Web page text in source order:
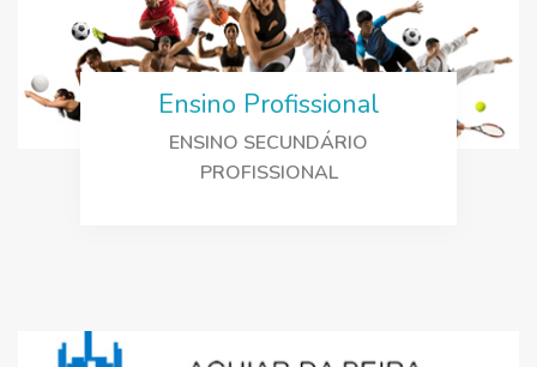
Ensino Profissional
ENSINO SECUNDÁRIO
PROFISSIONAL